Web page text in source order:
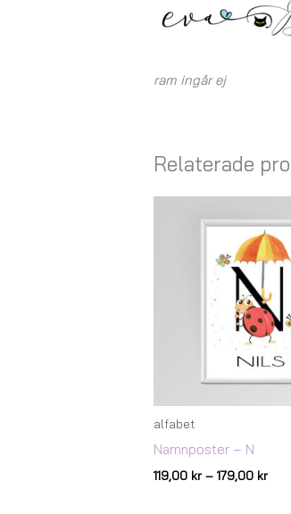
ram ingår ej
Relaterade
alfabet
Namnposter – N
119,00 kr – 179,00 kr
till